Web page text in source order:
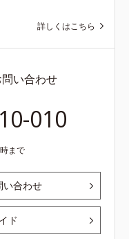
詳しくはこちら
い合わせ
010
まで
い合わせ
ド